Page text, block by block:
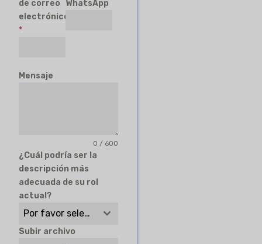
de correo
electrónico
*
WhatsApp
Mensaje
0 / 600
¿Cuál podría ser la
descripción más
adecuada de su rol
actual?
Por favor seleccione
Subir archivo